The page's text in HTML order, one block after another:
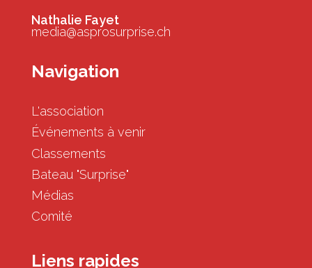
Nathalie Fayet
media@asprosurprise.ch
Navigation
L'association
Événements à venir
Classements
Bateau "Surprise"
Médias
Comité
Liens rapides